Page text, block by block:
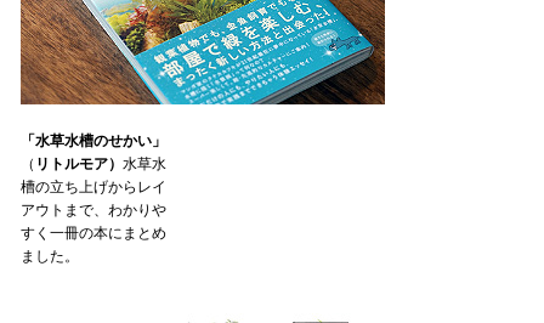
「水草水槽のせかい」
（ リトルモア） 水草水
槽の立ち上げからレイ
アウトまで、わかりや
すく一冊の本にまとめ
ました。